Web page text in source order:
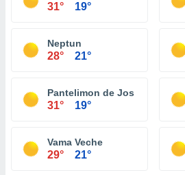
31° 19°
Neptun
28° 21°
Pantelimon de Jos
31° 19°
Vama Veche
29° 21°